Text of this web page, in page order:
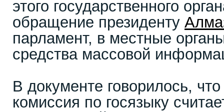
этого государственного
обращение президенту
парламент, в местные
средства массовой
В документе говорилось,
комиссия по госязыку